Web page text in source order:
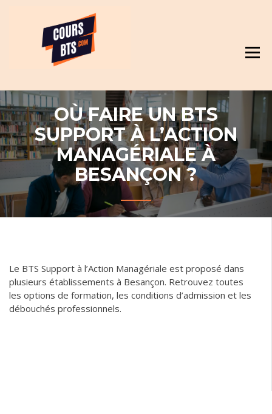
OÙ FAIRE UN BTS
SUPPORT À L’ACTION
MANAGÉRIALE À
BESANÇON ?
Le BTS Support à l’Action Managériale est proposé dans
plusieurs établissements à Besançon. Retrouvez toutes
les options de formation, les conditions d’admission et les
débouchés professionnels.